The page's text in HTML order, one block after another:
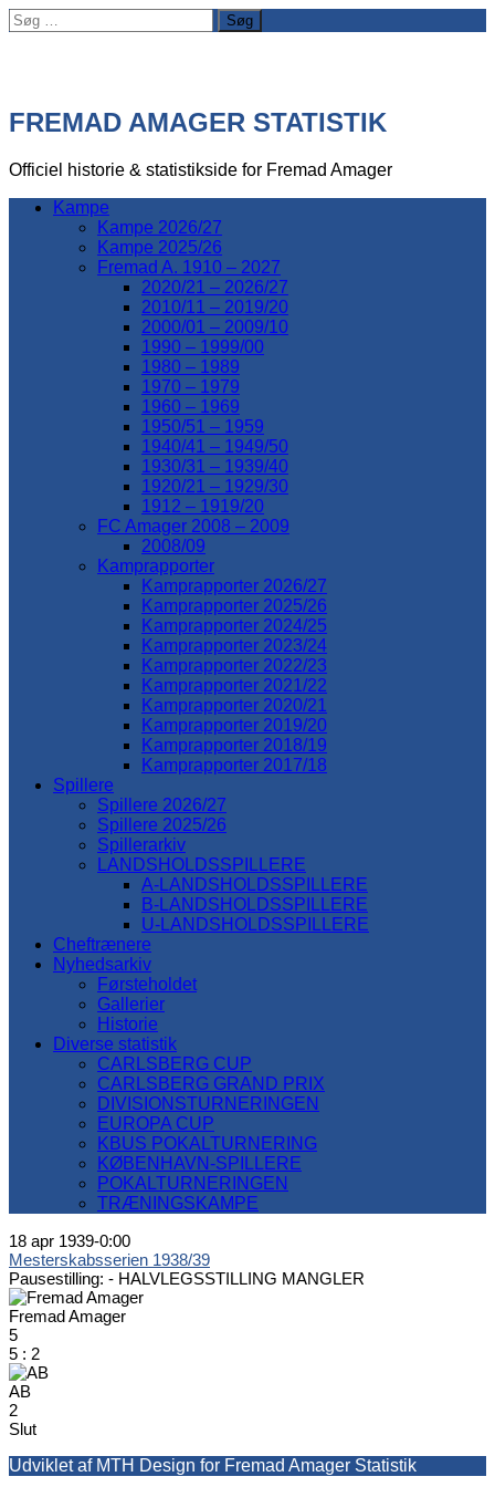
Søg
efter:
FREMAD AMAGER STATISTIK
Officiel historie & statistikside for Fremad Amager
Kampe
Kampe 2026/27
Kampe 2025/26
Fremad A. 1910 – 2027
2020/21 – 2026/27
2010/11 – 2019/20
2000/01 – 2009/10
1990 – 1999/00
1980 – 1989
1970 – 1979
1960 – 1969
1950/51 – 1959
1940/41 – 1949/50
1930/31 – 1939/40
1920/21 – 1929/30
1912 – 1919/20
FC Amager 2008 – 2009
2008/09
Kamprapporter
Kamprapporter 2026/27
Kamprapporter 2025/26
Kamprapporter 2024/25
Kamprapporter 2023/24
Kamprapporter 2022/23
Kamprapporter 2021/22
Kamprapporter 2020/21
Kamprapporter 2019/20
Kamprapporter 2018/19
Kamprapporter 2017/18
Spillere
Spillere 2026/27
Spillere 2025/26
Spillerarkiv
LANDSHOLDSSPILLERE
A-LANDSHOLDSSPILLERE
B-LANDSHOLDSSPILLERE
U-LANDSHOLDSSPILLERE
Cheftrænere
Nyhedsarkiv
Førsteholdet
Gallerier
Historie
Diverse statistik
CARLSBERG CUP
CARLSBERG GRAND PRIX
DIVISIONSTURNERINGEN
EUROPA CUP
KBUS POKALTURNERING
KØBENHAVN-SPILLERE
POKALTURNERINGEN
TRÆNINGSKAMPE
18 apr 1939-0:00
Mesterskabsserien 1938/39
Pausestilling: - HALVLEGSSTILLING MANGLER
Fremad Amager
5
5 : 2
AB
2
Slut
Udviklet af MTH Design for Fremad Amager Statistik